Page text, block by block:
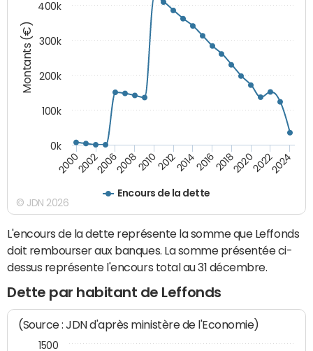
Montants (€)
Encours de la dette
200020022006200820102012201420162018202020222024
0k
100k
200k
300k
400k
© JDN 2026
L'encours de la dette représente la somme que Leffonds
doit rembourser aux banques. La somme présentée ci-
dessus représente l'encours total au 31 décembre.
Dette par habitant de Leffonds
(Source : JDN d'après ministère de l'Economie)
1500